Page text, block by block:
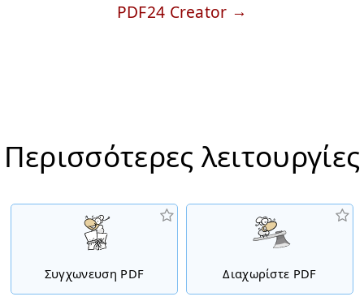
PDF24 Creator
Περισσότερες λειτουργίες
Συγχωνευση PDF Διαχωρίστε PDF